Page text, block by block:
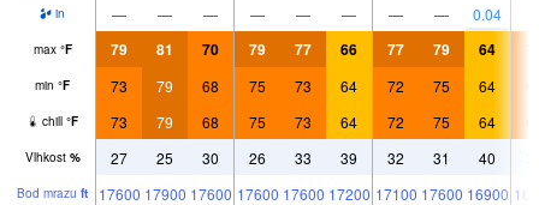
in — — — — — — — — 0.04
max °F 79 81 70 79 77 66 77 79 64
min °F 73 79 68 75 73 64 72 75 64
chill °F 73 79 68 75 73 64 72 75 64
Vlhkost % 27 25 30 26 33 39 32 31 40
Bod mrazu ft 17600 17900 17600 17600 17600 17200 17100 17600 16900